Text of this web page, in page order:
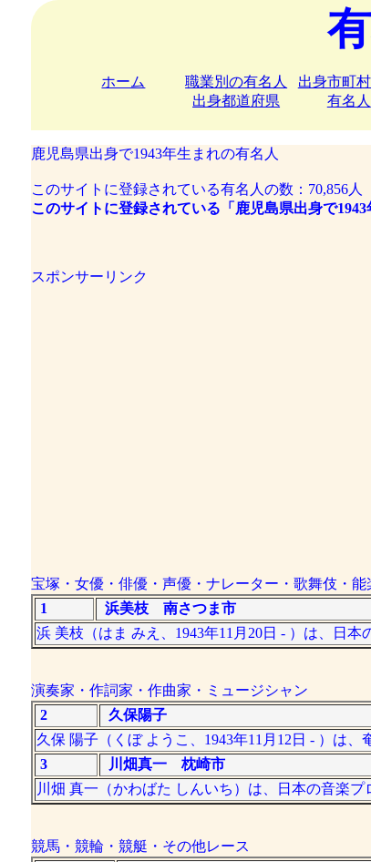
ホーム
職業別の有名人
出身都道府県
出身市町
有名人
鹿児島県出身で1943年生まれの有名人
このサイトに登録されている有名人の数：70,856人
このサイトに登録されている「鹿児島県出身で
スポンサーリンク
宝塚・女優・俳優・声優・ナレーター・歌舞伎・能
1
浜美枝 南さつま市
浜 美枝（はま みえ、1943年11月20日 - ）は、日本
演奏家・作詞家・作曲家・ミュージシャン
2
久保陽子
久保 陽子（くぼ ようこ、1943年11月12日 - ）は
3
川畑真一 枕崎市
川畑 真一（かわばた しんいち）は、日本の音楽プ
競馬・競輪・競艇・その他レース